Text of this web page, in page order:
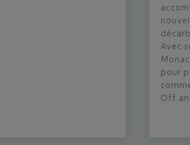
Avec
pour
Off